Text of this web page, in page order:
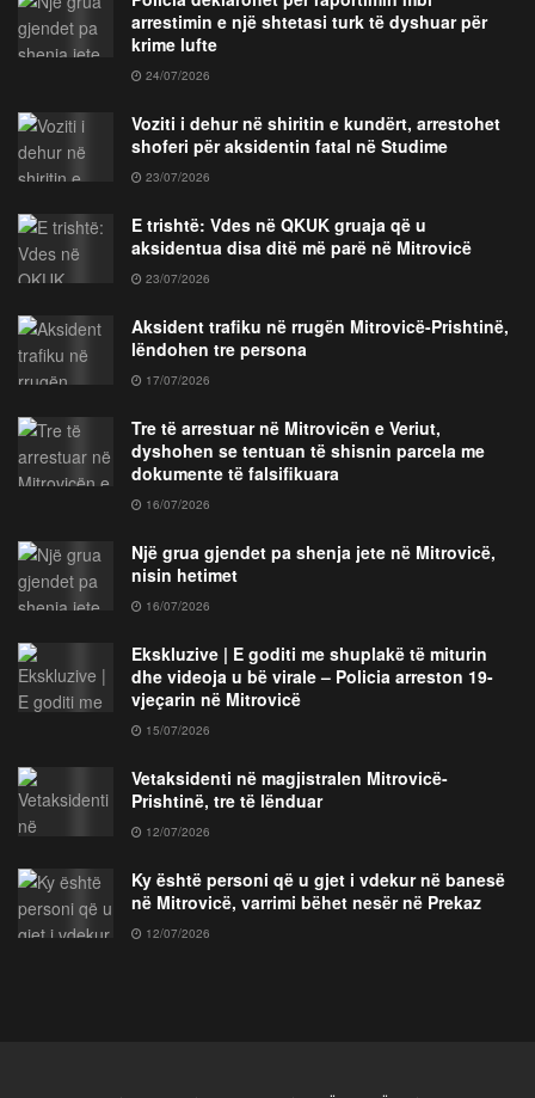
arrestimin e një shtetasi turk të dyshuar për
krime lufte
24/07/2026
Voziti i dehur në shiritin e kundërt, arrestohet
shoferi për aksidentin fatal në Studime
23/07/2026
E trishtë: Vdes në QKUK gruaja që u
aksidentua disa ditë më parë në Mitrovicë
23/07/2026
Aksident trafiku në rrugën Mitrovicë-Prishtinë,
lëndohen tre persona
17/07/2026
Tre të arrestuar në Mitrovicën e Veriut,
dyshohen se tentuan të shisnin parcela me
dokumente të falsifikuara
16/07/2026
Një grua gjendet pa shenja jete në Mitrovicë,
nisin hetimet
16/07/2026
Ekskluzive | E goditi me shuplakë të miturin
dhe videoja u bë virale – Policia arreston 19-
vjeçarin në Mitrovicë
15/07/2026
Vetaksidenti në magjistralen Mitrovicë-
Prishtinë, tre të lënduar
12/07/2026
Ky është personi që u gjet i vdekur në banesë
në Mitrovicë, varrimi bëhet nesër në Prekaz
12/07/2026